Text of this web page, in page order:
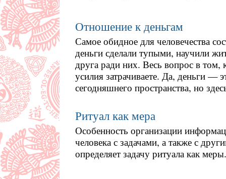
Отношение к деньгам
Самое обидное для человечества
деньги сделали тупыми, научили
друга ради них. Весь вопрос в том,
усилия затрачиваете. Да, деньги —
сегодняшнего пространства, но
Ритуал как мера
Особенность организации
человека с задачами, а также с
определяет задачу ритуала как меры.